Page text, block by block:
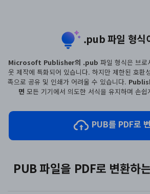
기타 온라인 도구
PDF 보호
PDF 일괄 작업
PDF OCR
AI PDF 요약기
모든 기능 알아보기
AI 지원 센터
.pub 파일 형식
Microsoft Publisher의 .pub 파일 형식은 브
웃 제작에 특화되어 있습니다. 하지만 제한된 호환
족으로 공유 및 인쇄가 어려울 수 있습니다.
면 모든 기기에서 의도한 서식을 유지하며 손
PUB를 PDF로
PUB 파일을 PDF로 변환하